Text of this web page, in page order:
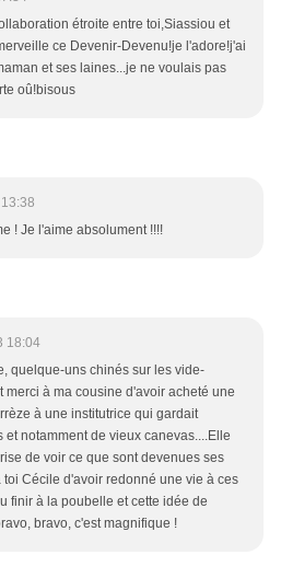
étroite entre toi,Siassiou et
ce Devenir-Devenu!je l'adore!j'ai
et ses laines...je ne voulais pas
oû!bisous
! Je l'aime absolument !!!!
18:04
quelque-uns chinés sur les vide-
merci à ma cousine d'avoir acheté une
à une institutrice qui gardait
et notamment de vieux canevas....Elle
de voir ce que sont devenues ses
Cécile d'avoir redonné une vie à ces
finir à la poubelle et cette idée de
bravo, c'est magnifique !